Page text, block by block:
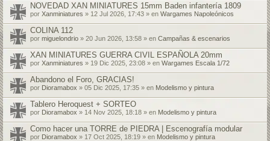
NOVEDAD XAN MINIATURES 15mm Baden infantería 1809
por Xanminiatures » 12 Jul 2026, 17:43 » en Wargames Napoleónicos
COLINA 112
por miguelondrio » 20 Jun 2026, 13:58 » en Campañas & escenarios
XAN MINIATURES GUERRA CIVIL ESPAÑOLA 20mm
por Xanminiatures » 19 Dic 2025, 23:08 » en Wargames Escala 1/72
Abandono el Foro, GRACIAS!
por Dioramabox » 05 Dic 2025, 17:35 » en Modelismo y pintura
Tablero Heroquest + SORTEO
por Dioramabox » 14 Nov 2025, 18:18 » en Modelismo y pintura
Como hacer una TORRE de PIEDRA | Escenografía modular
por Dioramabox » 17 Oct 2025, 18:19 » en Modelismo y pintura